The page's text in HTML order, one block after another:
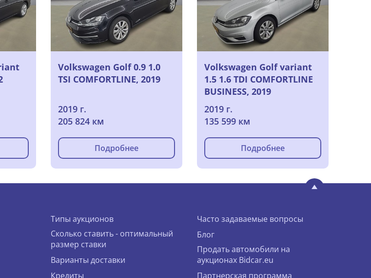
Volkswagen Golf 0.9 1.0
TSI COMFORTLINE, 2019
2019 г.
205 824 км
Подробнее
Volkswagen Golf variant
1.5 1.6 TDI COMFORTLINE
BUSINESS, 2019
2019 г.
135 599 км
Подробнее
Типы аукционов
Сколько ставить - оптимальный
размер ставки
Варианты доставки
Кредиты
Часто задаваемые вопросы
Блог
Продать автомобили на
аукционах Bidcar.eu
Партнерская программа